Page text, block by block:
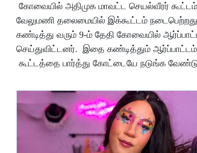
கோவையில் அதிமுக மாவட்ட செயல்வீரர்
வேலுமணி தலைமையில் இக்கூட்டம்
கண்டித்து வரும் 9-ம் தேதி கோவையில்
செய்துவிட்டனர். இதை கண்டித்தும் ஆர்ப்பாட்டம்
கூட்டத்தை பார்த்து கோட்டையே நடுங்க